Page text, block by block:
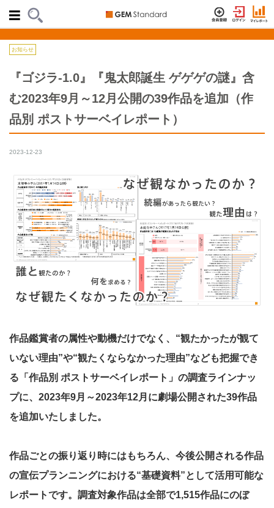
お知らせ
『ゴジラ-1.0』『鬼太郎誕生 ゲゲゲの謎』含
む2023年9月～12月公開の39作品を追加（作
品別 ポストサーベイレポート）
2023-12-23
作品鑑賞者の属性や動機だけでなく、“観たかったが観て
いない理由”や“観たくならなかった理由”なども把握でき
る「 作品別 ポストサーベイレポート 」の調査ラインナッ
プに、2023年9月～2023年12月に劇場公開された39作品
を追加いたしました。
作品ごとの振り返り時にはもちろん、今後公開される作品
の宣伝プランニングにおける“基礎資料”として活用可能な
レポートです。調査対象作品は全部で1,515作品にのぼ